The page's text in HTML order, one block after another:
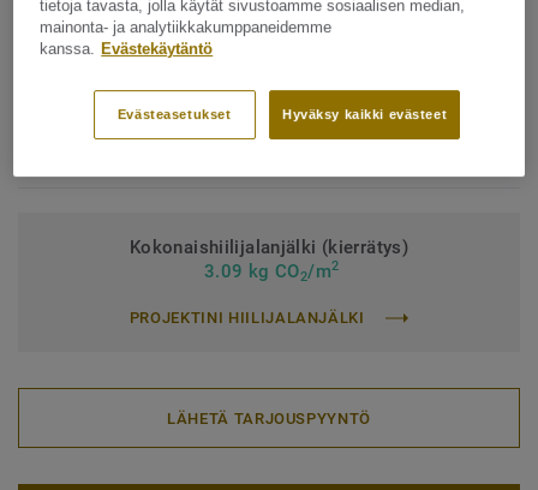
Käyttöluokka julkisessa käytössä:34 Erittäin kova kulutus
Pintakäsittely:iQ PUR
Kokonaishiilijalanjälki (kierrätys)
3.09 kg CO2/m2
PROJEKTINI HIILIJALANJÄLKI
LÄHETÄ TARJOUSPYYNTÖ
tietoja tavasta, jolla käytät sivustoamme sosiaalisen median,
mainonta- ja analytiikkakumppaneidemme
kanssa. Evästekäytäntö
Hyväksy kaikki evästeet
Evästeasetukset